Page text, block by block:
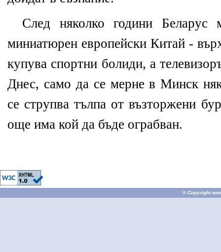
След няколко години
миниатюрен европейски Китай -
купува спортни болиди, а
Днес, само да се мерне в Минск
се струпва тълпа от възторжени
още има кой да бъде ограбван.
© Copyright